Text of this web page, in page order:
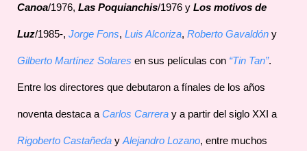
Canoa/1976, Las Poquianchis/1976 y Los motivos de
Luz/1985-, Jorge Fons, Luis Alcoriza, Roberto Gavaldón y
Gilberto Martínez Solares en sus películas con “Tin Tan”.
Entre los directores que debutaron a fínales de los años
noventa destaca a Carlos Carrera y a partir del siglo XXI a
Rigoberto Castañeda y Alejandro Lozano, entre muchos